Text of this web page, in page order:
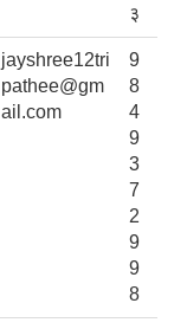
३
jayshree12tri
pathee@gm
ail.com
9
8
4
9
3
7
2
9
9
8